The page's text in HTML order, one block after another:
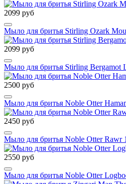
2099 руб
Мыло для бритья Stirling Ozark
2099 руб
Мыло для бритья Stirling Bergamot
2500 руб
Мыло для бритья Noble Otter
2450 руб
Мыло для бритья Noble Otter Rawr
2550 руб
Мыло для бритья Noble Otter